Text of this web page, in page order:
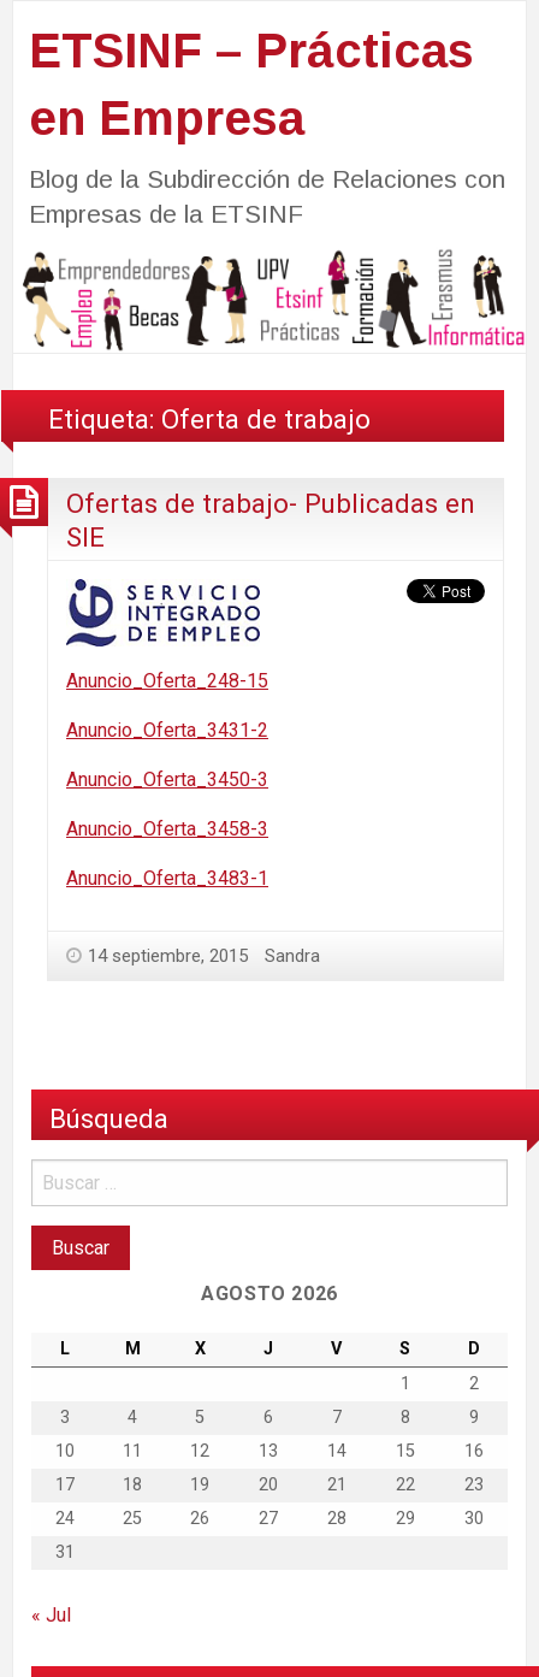
ETSINF – Prácticas
en Empresa
Blog de la Subdirección de Relaciones con
Empresas de la ETSINF
Etiqueta: Oferta de trabajo
Ofertas de trabajo- Publicadas en
SIE
Anuncio_Oferta_248-15
Anuncio_Oferta_3431-2
Anuncio_Oferta_3450-3
Anuncio_Oferta_3458-3
Anuncio_Oferta_3483-1
14 septiembre, 2015 Sandra
Búsqueda
AGOSTO 2026
L M X J V S
D
1
2
3
4 5 6 7 8
9
10
11 12 13 14 15
16
17
18 19 20 21 22
23
24
25 26 27 28 29
30
31
« Jul